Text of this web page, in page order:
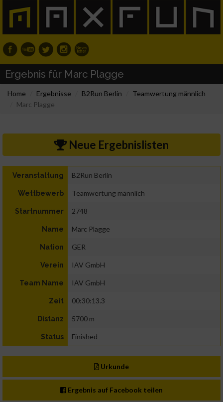
Ergebnis für Marc Plagge
Home Ergebnisse B2Run Berlin
Teamwertung männlich
Marc Plagge
Neue Ergebnislisten
Veranstaltung B2Run Berlin
Wettbewerb Teamwertung männlich
Startnummer 2748
Name Marc Plagge
Nation GER
Verein IAV GmbH
Team Name IAV GmbH
Zeit 00:30:13.3
Distanz 5700 m
Status Finished
Urkunde
Ergebnis auf Facebook teilen